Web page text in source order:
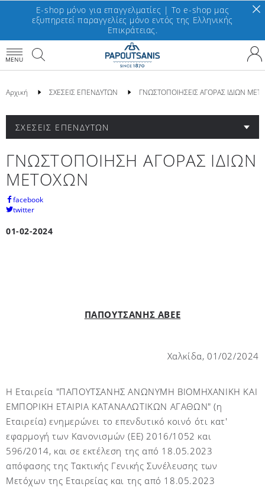
E-shop μόνο για επαγγελματίες | To e-shop μας
εξυπηρετεί παραγγελίες μόνο εντός της Ελληνικής
Επικράτειας.
MENU
Αρχική ΣΧΕΣΕΙΣ ΕΠΕΝΔΥΤΩΝ ΓΝΩΣΤΟΠΟΙΗΣΕΙΣ ΑΓΟΡΑΣ ΙΔΙΩΝ
ΣΧΕΣΕΙΣ ΕΠΕΝΔΥΤΩΝ
ΓΝΩΣΤΟΠΟΙΗΣΗ ΑΓΟΡΑΣ ΙΔΙΩΝ
ΜΕΤΟΧΩΝ
facebook
twitter
01-02-2024
ΠΑΠΟΥΤΣΑΝΗΣ ΑΒΕΕ
Χαλκίδα, 01/02/2024
Η Εταιρεία "ΠΑΠΟΥΤΣΑΝΗΣ ΑΝΩΝΥΜΗ ΒΙΟΜΗΧΑΝΙΚΗ ΚΑΙ
ΕΜΠΟΡΙΚΗ ΕΤΑΙΡΙΑ ΚΑΤΑΝΑΛΩΤΙΚΩΝ ΑΓΑΘΩΝ" (η
Εταιρεία) ενημερώνει το επενδυτικό κοινό ότι κατ'
εφαρμογή των Κανονισμών (ΕΕ) 2016/1052 και
596/2014, και σε εκτέλεση της από 18.05.2023
απόφασης της Τακτικής Γενικής Συνέλευσης των
Μετόχων της Εταιρείας και της από 18.05.2023